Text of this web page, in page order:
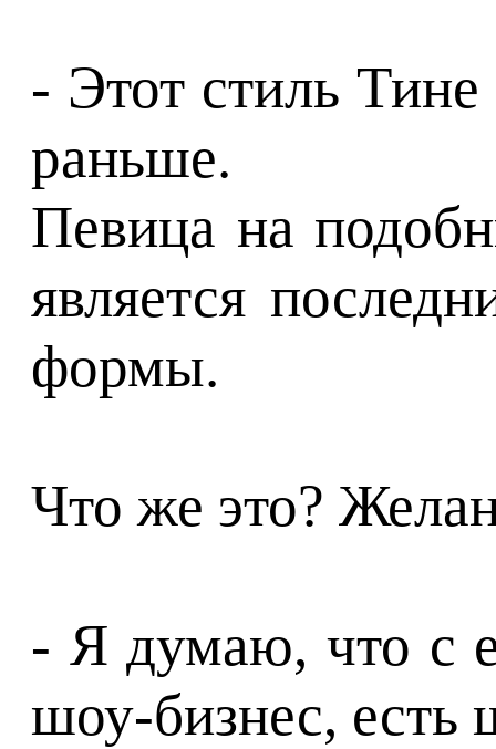
- Этот стиль
раньше.
Певица на
является
формы.
Что же это?
- Я думаю, что с
шоу-бизнес, есть